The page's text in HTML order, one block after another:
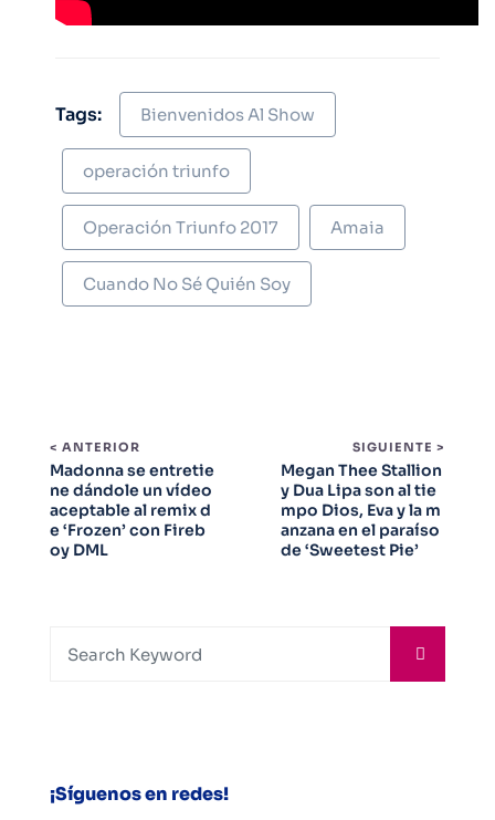
Tags: Bienvenidos Al Show
operación triunfo
Operación Triunfo 2017 Amaia
Cuando No Sé Quién Soy
< ANTERIOR
Madonna se entretie
ne dándole un vídeo
aceptable al remix d
e ‘Frozen’ con Fireb
oy DML
SIGUIENTE >
Megan Thee Stallion
y Dua Lipa son al tie
mpo Dios, Eva y la m
anzana en el paraíso
de ‘Sweetest Pie’
¡Síguenos en redes!